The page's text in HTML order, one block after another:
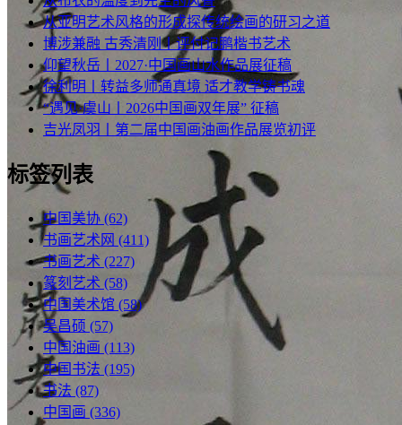
从亚明艺术风格的形成探传统绘画的研习之道
博涉兼融 古秀清刚丨评付记鹏楷书艺术
仰望秋岳丨2027·中国画山水作品展征稿
徐利明丨转益多师通真境 适才教学铸书魂
“遇见·虞山丨2026中国画双年展” 征稿
吉光凤羽丨第二届中国画油画作品展览初评
标签列表
中国美协 (62)
书画艺术网 (411)
书画艺术 (227)
篆刻艺术 (58)
中国美术馆 (58)
吴昌硕 (57)
中国油画 (113)
中国书法 (195)
书法 (87)
中国画 (336)